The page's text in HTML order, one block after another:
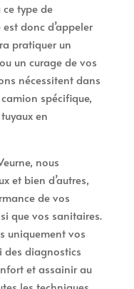
type de
donc d’appeler
pratiquer un
un curage de vos
nécessitent dans
spécifique,
en
nous
et bien d’autres,
de vos
que vos sanitaires.
uniquement vos
des diagnostics
et assainir au